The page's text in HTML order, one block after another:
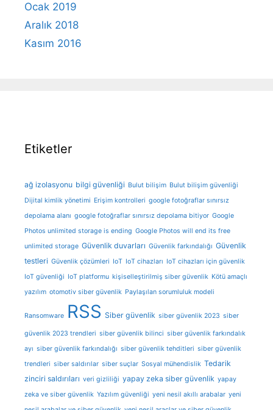
Ocak 2019
Aralık 2018
Kasım 2016
Etiketler
ağ izolasyonu bilgi güvenliği Bulut bilişim Bulut bilişim güvenliği
Dijital kimlik yönetimi Erişim kontrolleri google fotoğraflar sınırsız
depolama alanı google fotoğraflar sınırsız depolama bitiyor Google
Photos unlimited storage is ending Google Photos will end its free
unlimited storage Güvenlik duvarları Güvenlik farkındalığı Güvenlik
testleri Güvenlik çözümleri IoT IoT cihazları IoT cihazları için güvenlik
IoT güvenliği IoT platformu kişiselleştirilmiş siber güvenlik Kötü amaçlı
yazılım otomotiv siber güvenlik Paylaşılan sorumluluk modeli
Ransomware RSS Siber güvenlik siber güvenlik 2023 siber
güvenlik 2023 trendleri siber güvenlik bilinci siber güvenlik farkındalık
ayı siber güvenlik farkındalığı siber güvenlik tehditleri siber güvenlik
trendleri siber saldırılar siber suçlar Sosyal mühendislik Tedarik
zinciri saldırıları veri gizliliği yapay zeka siber güvenlik yapay
zeka ve siber güvenlik Yazılım güvenliği yeni nesil akıllı arabalar yeni